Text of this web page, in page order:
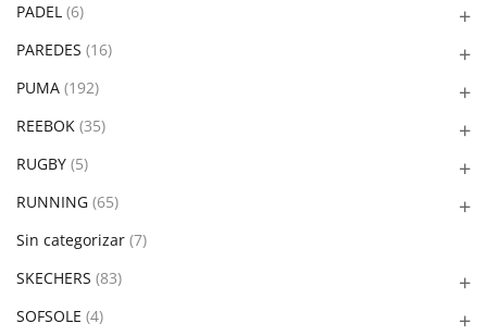
PADEL (6)
PAREDES (16)
PUMA (192)
REEBOK (35)
RUGBY (5)
RUNNING (65)
Sin categorizar (7)
SKECHERS (83)
SOFSOLE (4)